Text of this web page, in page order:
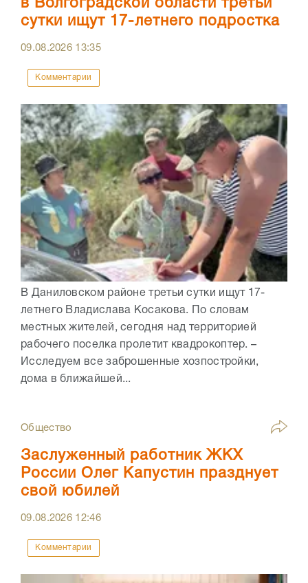
в Волгоградской области третьи
сутки ищут 17-летнего подростка
09.08.2026 13:35
Комментарии
В Даниловском районе третьи сутки ищут 17-
летнего Владислава Косакова. По словам
местных жителей, сегодня над территорией
рабочего поселка пролетит квадрокоптер. –
Исследуем все заброшенные хозпостройки,
дома в ближайшей...
Общество
Заслуженный работник ЖКХ
России Олег Капустин празднует
свой юбилей
09.08.2026 12:46
Комментарии